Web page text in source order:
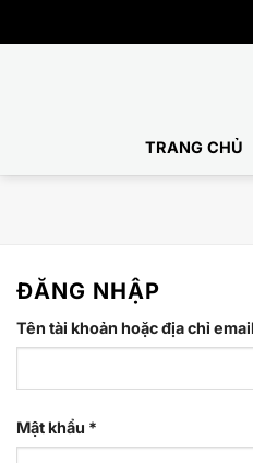
qua
TRANG CHỦ
ĐĂNG NHẬP
Tên tài khoản hoặc địa chỉ email
Mật khẩu *
buộc